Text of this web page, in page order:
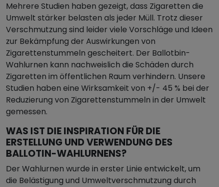
Mehrere Studien haben gezeigt, dass Zigaretten die
Umwelt stärker belasten als jeder Müll. Trotz dieser
Verschmutzung sind leider viele Vorschläge und Ideen
zur Bekämpfung der Auswirkungen von
Zigarettenstummeln gescheitert. Der Ballotbin-
Wahlurnen kann nachweislich die Schäden durch
Zigaretten im öffentlichen Raum verhindern. Unsere
Studien haben eine Wirksamkeit von +/- 45 % bei der
Reduzierung von Zigarettenstummeln in der Umwelt
gemessen.
WAS IST DIE INSPIRATION FÜR DIE
ERSTELLUNG UND VERWENDUNG DES
BALLOTIN-WAHLURNENS?
Der Wahlurnen wurde in erster Linie entwickelt, um
die Belästigung und Umweltverschmutzung durch